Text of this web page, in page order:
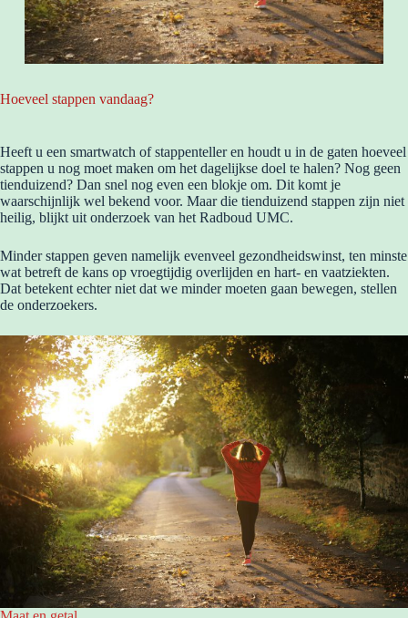
Hoeveel stappen vandaag?
Heeft u een smartwatch of stappenteller en houdt u in de gaten hoeveel
stappen u nog moet maken om het dagelijkse doel te halen? Nog geen
tienduizend? Dan snel nog even een blokje om. Dit komt je
waarschijnlijk wel bekend voor. Maar die tienduizend stappen zijn niet
heilig, blijkt uit onderzoek van het Radboud UMC.
Minder stappen geven namelijk evenveel gezondheidswinst, ten minste
wat betreft de kans op vroegtijdig overlijden en hart- en vaatziekten.
Dat betekent echter niet dat we minder moeten gaan bewegen, stellen
de onderzoekers.